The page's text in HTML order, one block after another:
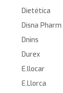
Dietética
Disna Pharm
Dnins
Durex
E.llocar
E.Llorca